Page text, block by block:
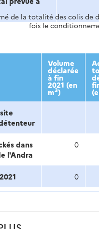
de la totalité des colis de
fois le
Volume
déclarée
à fin
2021 (en
m3)
dans
l'Andra
0
0